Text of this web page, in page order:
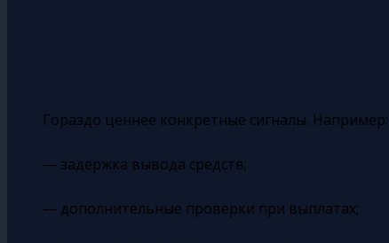
Гораздо ценнее конкретные сигналы. Например:
— задержка вывода средств;
— дополнительные проверки при выплатах;